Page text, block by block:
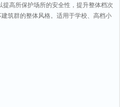
高所保护场所的安全性，提升整体档次
筑群的整体风格。适用于学校、高档小